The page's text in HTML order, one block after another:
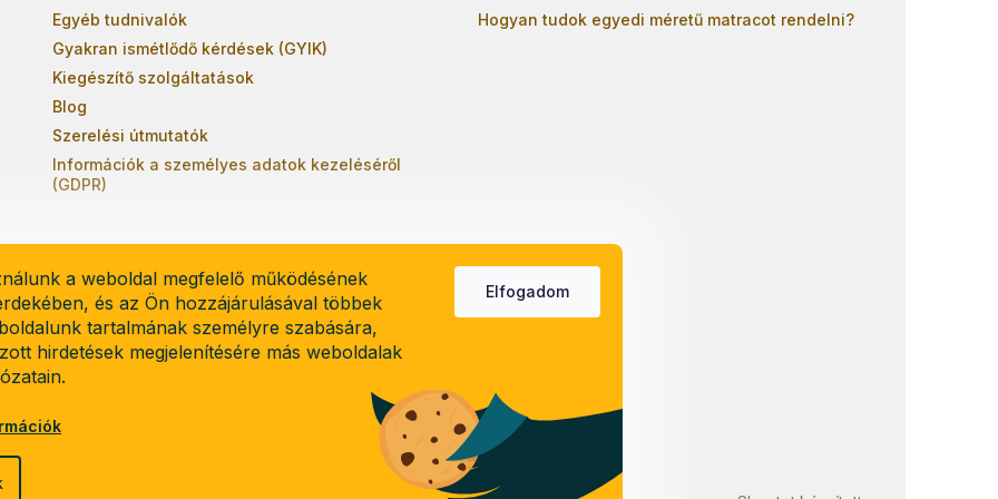
a weboldal megfelelő működésének
és az Ön hozzájárulásával többek
tartalmának személyre szabására,
hirdetések megjelenítésére más weboldalak
Elfogadom
Egyéb tudnivalók
Gyakran ismétlődő kérdések (GYIK)
Kiegészítő szolgáltatások
Blog
Szerelési útmutatók
Információk a személyes adatok kezeléséről
(GDPR)
Hogyan tudok egyedi méretű matracot rendelni?